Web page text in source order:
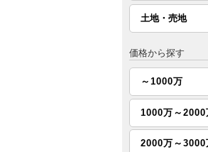
土地・売地
価格から探す
～1000万
1000万～2000
2000万～3000